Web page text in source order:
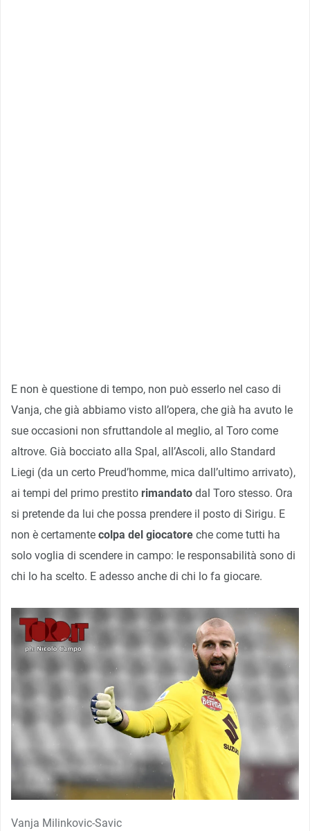
E non è questione di tempo, non può esserlo nel caso di
Vanja, che già abbiamo visto all’opera, che già ha avuto le
sue occasioni non sfruttandole al meglio, al Toro come
altrove. Già bocciato alla Spal, all’Ascoli, allo Standard
Liegi (da un certo Preud’homme, mica dall’ultimo arrivato),
ai tempi del primo prestito rimandato dal Toro stesso. Ora
si pretende da lui che possa prendere il posto di Sirigu. E
non è certamente colpa del giocatore che come tutti ha
solo voglia di scendere in campo: le responsabilità sono di
chi lo ha scelto. E adesso anche di chi lo fa giocare.
Vanja Milinkovic-Savic